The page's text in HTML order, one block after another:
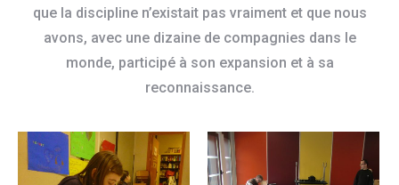
que la discipline n’existait pas vraiment et que nous
avons, avec une dizaine de compagnies dans le
monde, participé à son expansion et à sa
reconnaissance.